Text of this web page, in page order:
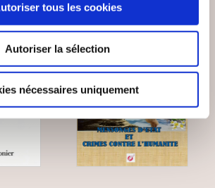
tous les cookies
Autoriser la sélection
nécessaires uniquement